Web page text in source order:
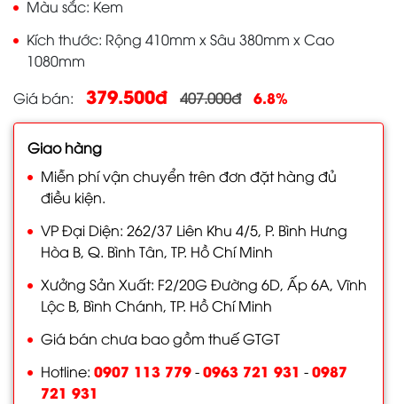
Màu sắc Kem
Kích thước Rộng 410mm x Sâu 380mm x Cao
1080mm
Giá bán
379.500đ 407.000đ 6.8%
Giao hàng
Miễn phí vận chuyển trên đơn đặt hàng đủ
điều kiện.
VP Đại Diện: 262/37 Liên Khu 4/5, P. Bình Hưng
Hòa B, Q. Bình Tân, TP. Hồ Chí Minh
Xưởng Sản Xuất: F2/20G Đường 6D, Ấp 6A, Vĩnh
Lộc B, Bình Chánh, TP. Hồ Chí Minh
Giá bán chưa bao gồm thuế GTGT
Hotline: 0907 113 779-0963 721 931 -0987
721 931